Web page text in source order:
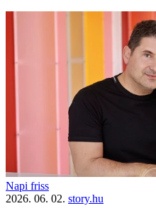
Napi friss
2026. 06. 02. story.hu